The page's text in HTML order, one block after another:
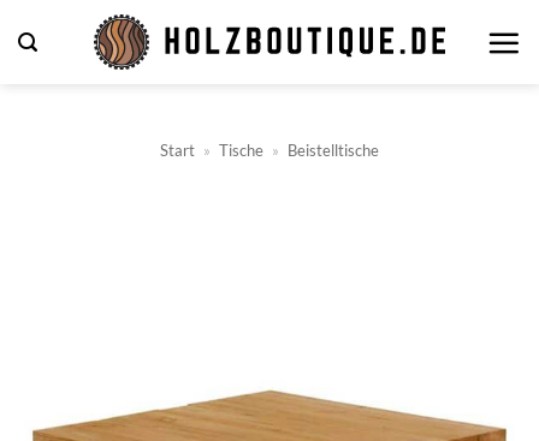
Inhalt
Start » Tische » Beistelltische